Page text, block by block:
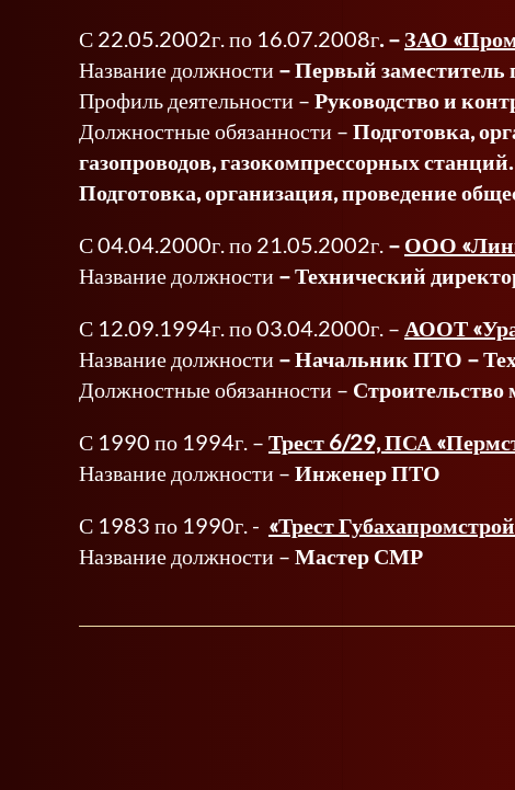
С 22.05.2002г. по 16.07.2008г. – ЗАО
Название должности –Первый заместитель
Профиль деятельности – Руководство и
Должностные обязанности – Подготовка,
газопроводов, газокомпрессорных станций.
Подготовка, организация, проведение
С 04.04.2000г. по 21.05.2002г. – ООО
Название должности – Технический
С 12.09.1994г. по 03.04.2000г. – АООТ
Название должности – Начальник ПТО –
Должностные обязанности – Строительство
С 1990 по 1994г. – Трест 6/29, ПСА
Название должности – Инженер ПТО
С 1983 по 1990г. - «Трест
Название должности – Мастер СМР